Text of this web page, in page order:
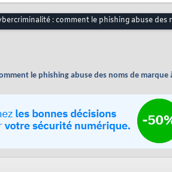
: comment le phishing abuse des
le phishing abuse des noms de marque